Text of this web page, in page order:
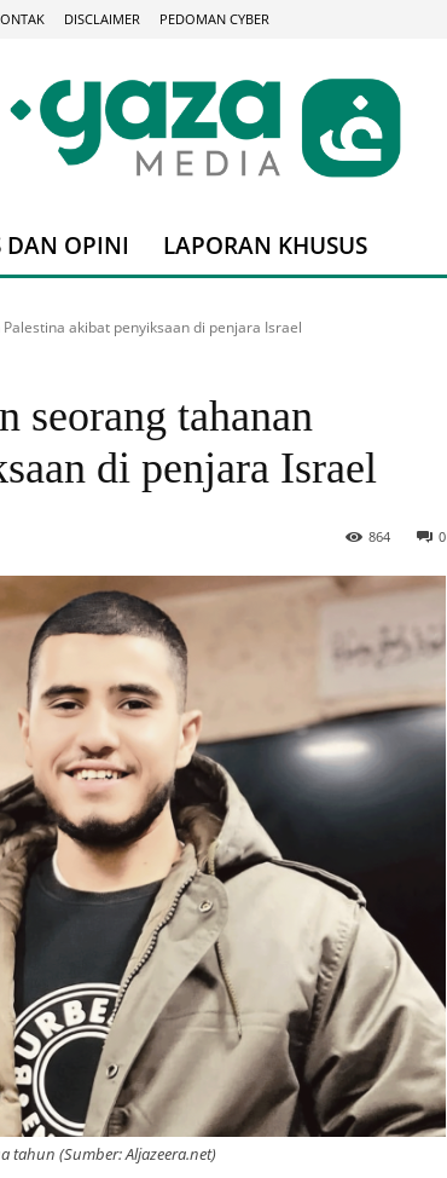
DISCLAIMER PEDOMAN CYBER
DAN OPINI LAPORAN KHUSUS
akibat penyiksaan di penjara Israel
seorang tahanan
di penjara Israel
0
864
(Sumber: Aljazeera.net)